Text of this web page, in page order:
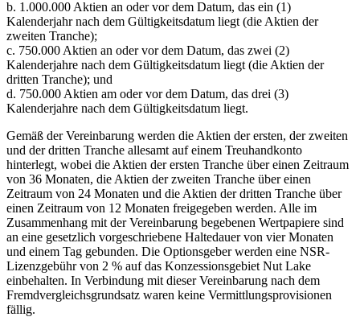
b. 1.000.000 Aktien an oder vor dem Datum, das ein (1)
Kalenderjahr nach dem Gültigkeitsdatum liegt (die Aktien der
zweiten Tranche);
c. 750.000 Aktien an oder vor dem Datum, das zwei (2)
Kalenderjahre nach dem Gültigkeitsdatum liegt (die Aktien der
dritten Tranche); und
d. 750.000 Aktien am oder vor dem Datum, das drei (3)
Kalenderjahre nach dem Gültigkeitsdatum liegt.
Gemäß der Vereinbarung werden die Aktien der ersten, der zweiten
und der dritten Tranche allesamt auf einem Treuhandkonto
hinterlegt, wobei die Aktien der ersten Tranche über einen Zeitraum
von 36 Monaten, die Aktien der zweiten Tranche über einen
Zeitraum von 24 Monaten und die Aktien der dritten Tranche über
einen Zeitraum von 12 Monaten freigegeben werden. Alle im
Zusammenhang mit der Vereinbarung begebenen Wertpapiere sind
an eine gesetzlich vorgeschriebene Haltedauer von vier Monaten
und einem Tag gebunden. Die Optionsgeber werden eine NSR-
Lizenzgebühr von 2 % auf das Konzessionsgebiet Nut Lake
einbehalten. In Verbindung mit dieser Vereinbarung nach dem
Fremdvergleichsgrundsatz waren keine Vermittlungsprovisionen
fällig.